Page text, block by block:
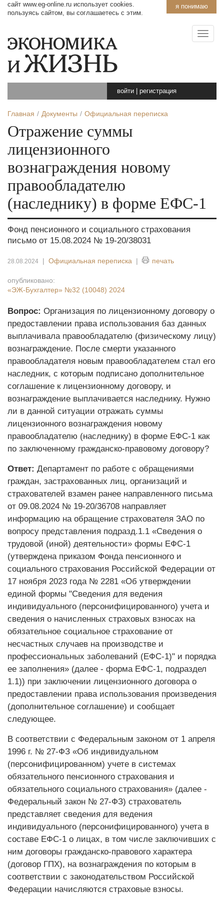
я понимаю
сайт www.eg-online.ru использует cookies.
пользуясь сайтом, вы соглашаетесь с этим.
войти регистрация
Главная Документы Официальная переписка
Отражение суммы
лицензионного
вознаграждения новому
правообладателю
(наследнику) в форме ЕФС-1
Фонд пенсионного и социального страхования
письмо от 15.08.2024 № 19-20/38031
28.08.2024 | Официальная переписка | печать
опубликовано:
«ЭЖ-Бухгалтер» №32 (10048) 2024
Вопрос: Организация по лицензионному договору о
предоставлении права использования баз данных
выплачивала правообладателю (физическому лицу)
вознаграждение. После смерти указанного
правообладателя новым правообладателем стал его
наследник, с которым подписано дополнительное
соглашение к лицензионному договору, и
вознаграждение выплачивается наследнику. Нужно
ли в данной ситуации отражать суммы
лицензионного вознаграждения новому
правообладателю (наследнику) в форме ЕФС-1 как
по заключенному гражданско-правовому договору?
Ответ: Департамент по работе с обращениями
граждан, застрахованных лиц, организаций и
страхователей взамен ранее направленного письма
от 09.08.2024 № 19-20/36708 направляет
информацию на обращение страхователя ЗАО по
вопросу представления подразд.1.1 «Сведения о
трудовой (иной) деятельности» формы ЕФС-1
(утверждена приказом Фонда пенсионного и
социального страхования Российской Федерации от
17 ноября 2023 года № 2281 «Об утверждении
единой формы "Сведения для ведения
индивидуального (персонифицированного) учета и
сведения о начисленных страховых взносах на
обязательное социальное страхование от
несчастных случаев на производстве и
профессиональных заболеваний (ЕФС-1)" и порядка
ее заполнения» (далее - форма ЕФС-1, подраздел
1.1)) при заключении лицензионного договора о
предоставлении права использования произведения
(дополнительное соглашение) и сообщает
следующее.
В соответствии с Федеральным законом от 1 апреля
1996 г. № 27-ФЗ «Об индивидуальном
(персонифицированном) учете в системах
обязательного пенсионного страхования и
обязательного социального страхования» (далее -
Федеральный закон № 27-ФЗ) страхователь
представляет сведения для ведения
индивидуального (персонифицированного) учета в
составе ЕФС-1 о лицах, в том числе заключивших с
ним договоры гражданско-правового характера
(договор ГПХ), на вознаграждения по которым в
соответствии с законодательством Российской
Федерации начисляются страховые взносы.